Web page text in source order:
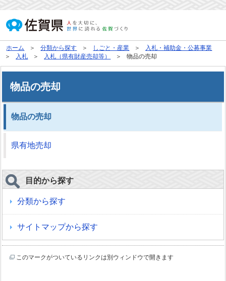
ホーム 分類から探す しごと・産業
入札・補助金・公募事業
入札
入札（県有財産売却等） 物品の売却
物品の売却
物品の売却
県有地売却
目的から探す
分類から探す
サイトマップから探す
このマークがついているリンクは別ウィンドウで開きます